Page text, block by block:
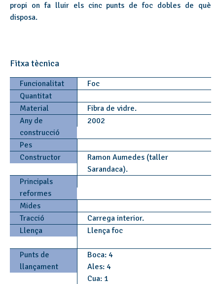
propi on fa lluir els cinc punts de foc dobles de què
disposa.
Fitxa tècnica
Funcionalitat
Foc
Quantitat
Material
Fibra de vidre.
Any de
construcció
2002
Pes
Constructor
Ramon Aumedes (taller
Sarandaca).
Principals
reformes
Mides
Tracció
Carrega interior.
Llença
Llença foc
Punts de
llançament
Boca: 4
Ales: 4
Cua: 1